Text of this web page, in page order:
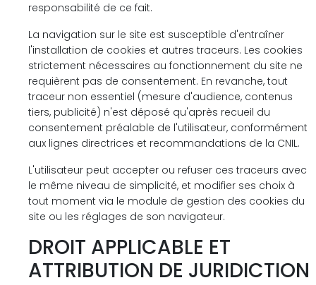
responsabilité de ce fait.
La navigation sur le site est susceptible d'entraîner
l'installation de cookies et autres traceurs. Les cookies
strictement nécessaires au fonctionnement du site ne
requièrent pas de consentement. En revanche, tout
traceur non essentiel (mesure d'audience, contenus
tiers, publicité) n'est déposé qu'après recueil du
consentement préalable de l'utilisateur, conformément
aux lignes directrices et recommandations de la CNIL.
L'utilisateur peut accepter ou refuser ces traceurs avec
le même niveau de simplicité, et modifier ses choix à
tout moment via le module de gestion des cookies du
site ou les réglages de son navigateur.
DROIT APPLICABLE ET
ATTRIBUTION DE JURIDICTION